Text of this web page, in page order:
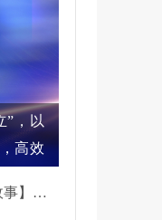
”，以
高效
【习近平法治思想在河南·一线故事】河南省新乡市红旗区：高能效治理的“洪门密码”